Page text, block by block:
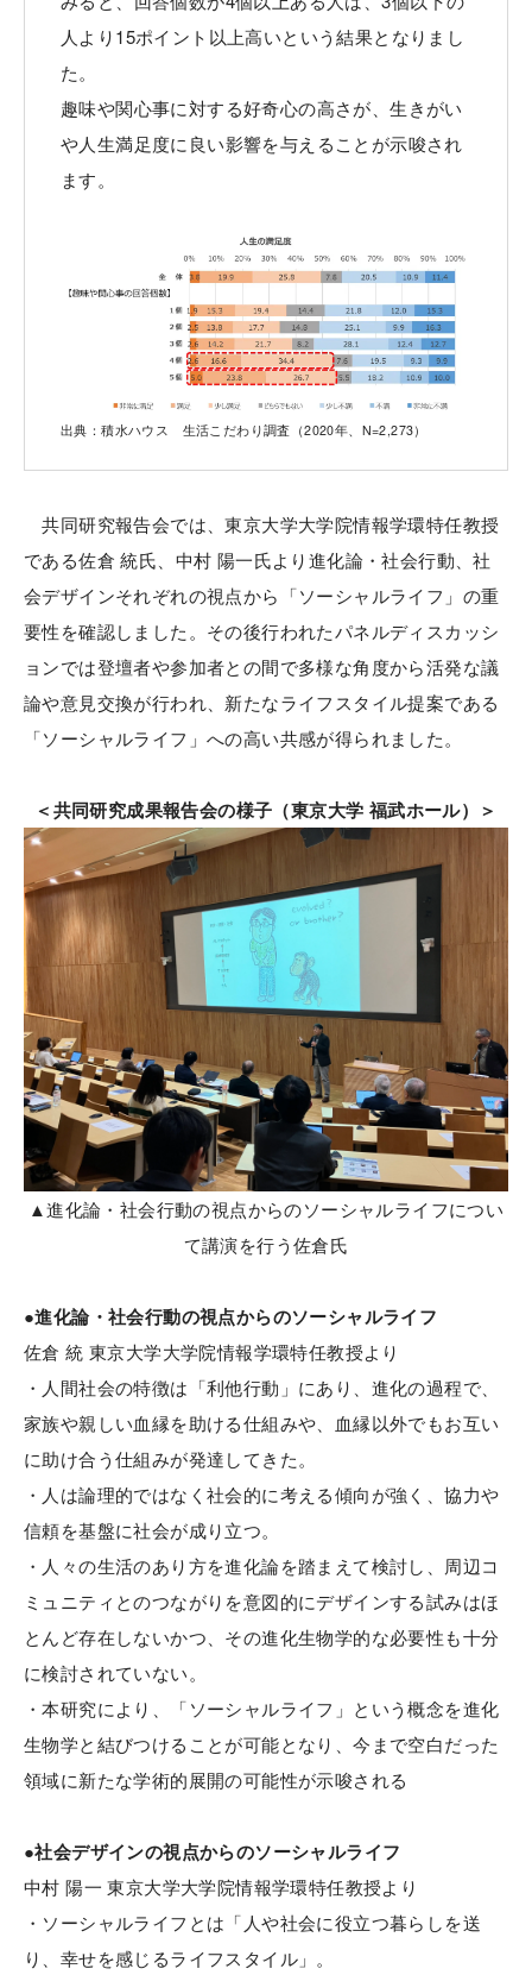
人より15ポイント以上高いという結果となりまし
た。
趣味や関心事に対する好奇心の高さが、生きがい
や人生満足度に良い影響を与えることが示唆され
ます。
出典：積水ハウス 生活こだわり調査（2020年、N=2,273）
共同研究報告会では、東京大学大学院情報学環特任教授
である佐倉 統氏、中村 陽一氏より進化論・社会行動、社
会デザインそれぞれの視点から「ソーシャルライフ」の重
要性を確認しました。その後行われたパネルディスカッシ
ョンでは登壇者や参加者との間で多様な角度から活発な議
論や意見交換が行われ、新たなライフスタイル提案である
「ソーシャルライフ」への高い共感が得られました。
＜共同研究成果報告会の様子（東京大学 福武ホール）＞
▲進化論・社会行動の視点からのソーシャルライフについ
て講演を行う佐倉氏
●進化論・社会行動の視点からのソーシャルライフ
佐倉 統 東京大学大学院情報学環特任教授より
・人間社会の特徴は「利他行動」にあり、進化の過程で、
家族や親しい血縁を助ける仕組みや、血縁以外でもお互い
に助け合う仕組みが発達してきた。
・人は論理的ではなく社会的に考える傾向が強く、協力や
信頼を基盤に社会が成り立つ。
・人々の生活のあり方を進化論を踏まえて検討し、周辺コ
ミュニティとのつながりを意図的にデザインする試みはほ
とんど存在しないかつ、その進化生物学的な必要性も十分
に検討されていない。
・本研究により、「ソーシャルライフ」という概念を進化
生物学と結びつけることが可能となり、今まで空白だった
領域に新たな学術的展開の可能性が示唆される
●社会デザインの視点からのソーシャルライフ
中村 陽一 東京大学大学院情報学環特任教授より
・ソーシャルライフとは「人や社会に役立つ暮らしを送
り、幸せを感じるライフスタイル」。